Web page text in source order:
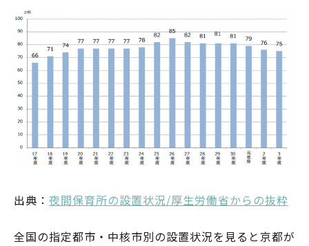
出典： 夜間保育所の設置状況/厚生労働省からの抜粋
全国の指定都市・中核市別の設置状況を見ると京都が